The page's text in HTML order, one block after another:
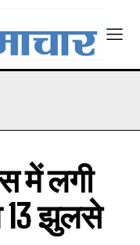
में लगी
13 झुलसे